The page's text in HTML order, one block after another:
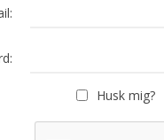
Husk mig?